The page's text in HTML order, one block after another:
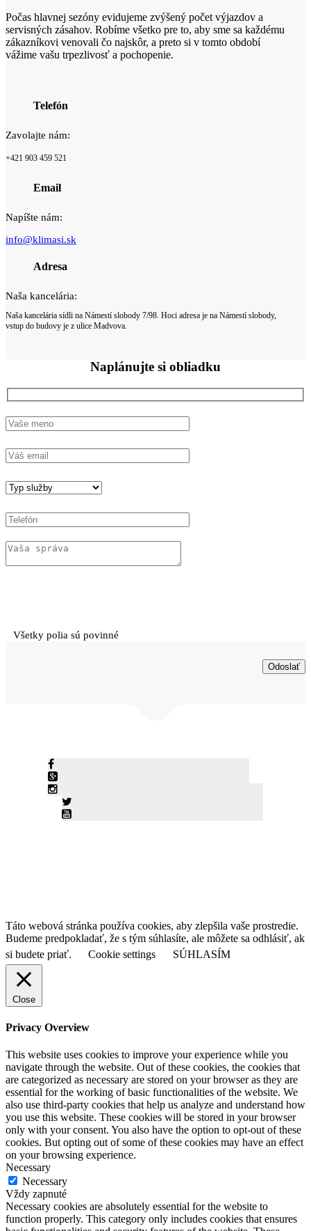
Počas hlavnej sezóny evidujeme zvýšený počet výjazdov a
servisných zásahov. Robíme všetko pre to, aby sme sa každému
zákazníkovi venovali čo najskôr, a preto si v tomto období
vážime vašu trpezlivosť a pochopenie.
Telefón
Zavolajte nám:
+421 903 459 521
Email
Napíšte nám:
info@klimasi.sk
Adresa
Naša kancelária:
Naša kancelária sídli na Námestí slobody 7/98. Hoci adresa je na Námestí slobody,
vstup do budovy je z ulice Madvova.
Naplánujte si obliadku
Všetky polia sú povinné
Táto webová stránka používa cookies, aby zlepšila vaše prostredie.
Budeme predpokladať, že s tým súhlasíte, ale môžete sa odhlásiť, ak
si budete priať.
Cookie settings SÚHLASÍM
Close
Privacy Overview
This website uses cookies to improve your experience while you
navigate through the website. Out of these cookies, the cookies that
are categorized as necessary are stored on your browser as they are
essential for the working of basic functionalities of the website. We
also use third-party cookies that help us analyze and understand how
you use this website. These cookies will be stored in your browser
only with your consent. You also have the option to opt-out of these
cookies. But opting out of some of these cookies may have an effect
on your browsing experience.
Necessary
Necessary
Vždy zapnuté
Necessary cookies are absolutely essential for the website to
function properly. This category only includes cookies that ensures